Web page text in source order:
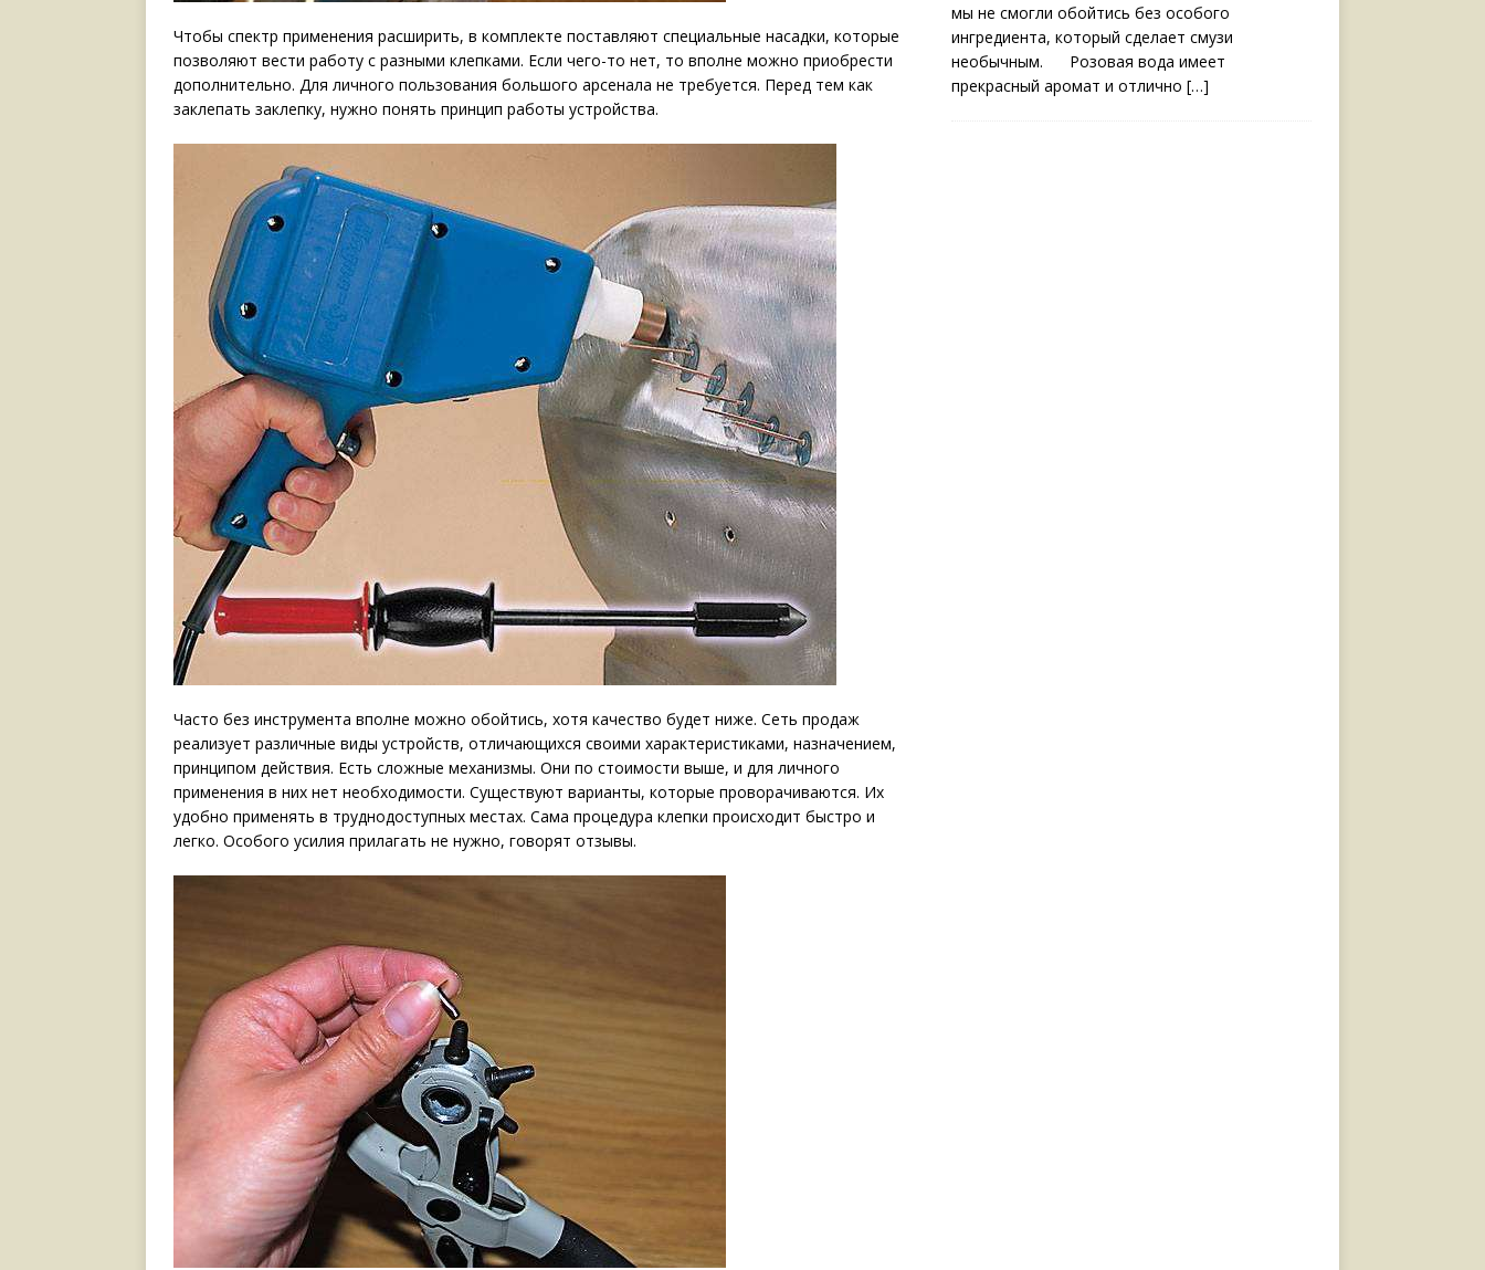
Чтобы спектр применения расширить, в комплекте поставляют специальные насадки, которые
позволяют вести работу с разными клепками. Если чего-то нет, то вполне можно приобрести
дополнительно. Для личного пользования большого арсенала не требуется. Перед тем как
заклепать заклепку, нужно понять принцип работы устройства.
Часто без инструмента вполне можно обойтись, хотя качество будет ниже. Сеть продаж
реализует различные виды устройств, отличающихся своими характеристиками, назначением,
принципом действия. Есть сложные механизмы. Они по стоимости выше, и для личного
применения в них нет необходимости. Существуют варианты, которые проворачиваются. Их
удобно применять в труднодоступных местах. Сама процедура клепки происходит быстро и
легко. Особого усилия прилагать не нужно, говорят отзывы.
мы не смогли обойтись без особого
ингредиента, который сделает смузи
необычным. Розовая вода имеет
прекрасный аромат и отлично […]